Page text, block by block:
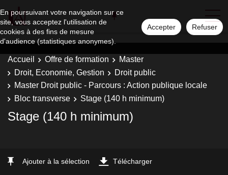
En poursuivant votre navigation sur ce
site, vous acceptez l'utilisation de
cookies à des fins de mesure
d'audience (statistiques anonymes).
Accepter Refuser
Accueil Offre de formation
Master
Droit, Economie, Gestion
Droit public
Master Droit public - Parcours : Action publique locale
Bloc transverse
Stage (140 h minimum)
Stage (140 h minimum)
Ajouter à la sélection Télécharger